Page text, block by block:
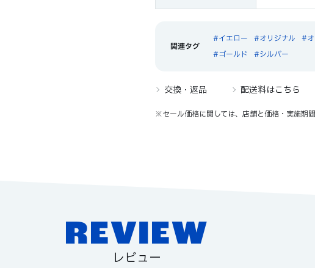
イエロー オリジナル
ゴールド
シルバー
交換・返品 配送料はこちら
※セール価格に関しては、店舗と価格・実施期間
REVIEW
レビュー